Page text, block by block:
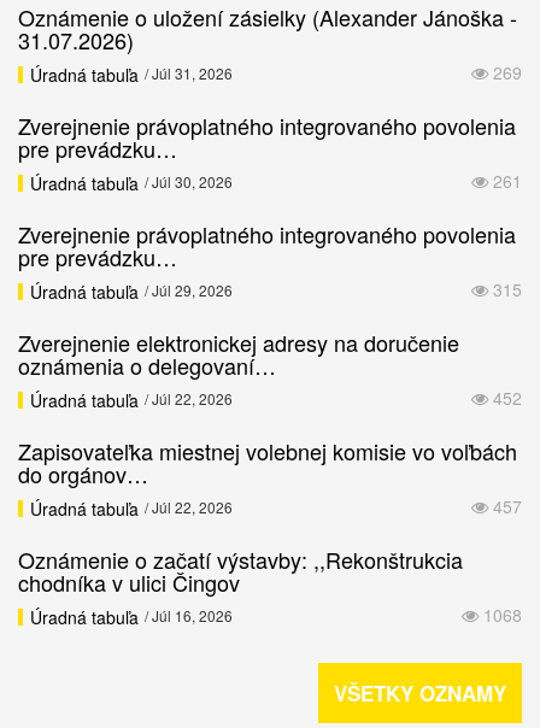
Oznámenie o uložení zásielky (Alexander Jánoška -
31.07.2026)
269
Úradná tabuľa / Júl 31, 2026
Zverejnenie právoplatného integrovaného povolenia
pre prevádzku…
261
Úradná tabuľa / Júl 30, 2026
Zverejnenie právoplatného integrovaného povolenia
pre prevádzku…
315
Úradná tabuľa / Júl 29, 2026
Zverejnenie elektronickej adresy na doručenie
oznámenia o delegovaní…
452
Úradná tabuľa / Júl 22, 2026
Zapisovateľka miestnej volebnej komisie vo voľbách
do orgánov…
457
Úradná tabuľa / Júl 22, 2026
Oznámenie o začatí výstavby: ,,Rekonštrukcia
chodníka v ulici Čingov
1068
Úradná tabuľa / Júl 16, 2026
VŠETKY OZNAMY